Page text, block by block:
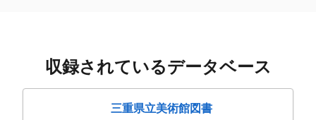
収録されているデータベース
三重県立美術館図書